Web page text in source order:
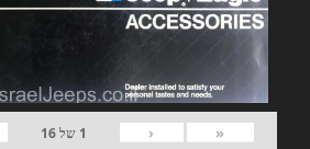
«
‹
1 של16